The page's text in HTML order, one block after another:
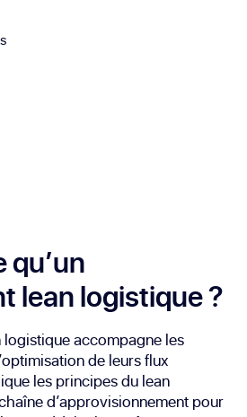
qu’un
lean logistique ?
logistique accompagne les
de leurs flux
les principes du lean
d’approvisionnement pour